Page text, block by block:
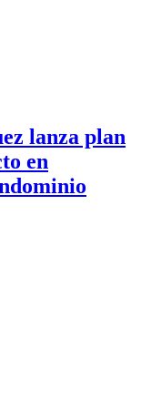
lanza plan
en